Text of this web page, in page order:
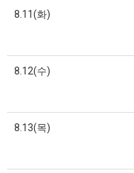
8.11(화)
8.12(수)
8.13(목)